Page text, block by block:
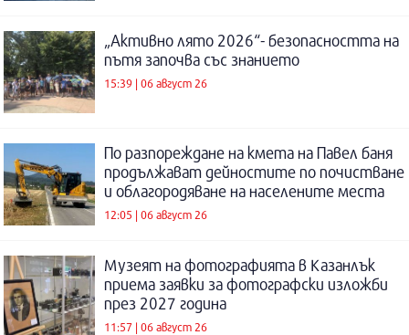
„Активно лято 2026“- безопасността на
пътя започва със знанието
15:39 | 06 август 26
По разпореждане на кмета на Павел баня
продължават дейностите по почистване
и облагородяване на населените места
12:05 | 06 август 26
Музеят на фотографията в Казанлък
приема заявки за фотографски изложби
през 2027 година
11:57 | 06 август 26